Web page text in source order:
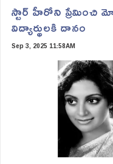
స్టార్ హీరోని ప్రేమించి
విద్యార్థులకి దానం
Sep 3, 2025 11:58AM